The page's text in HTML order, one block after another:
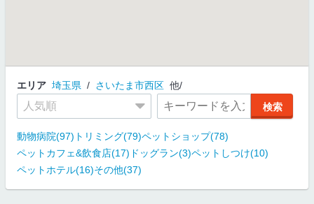
エリア 埼玉県 さいたま市西区 他
動物病院(97) トリミング(79)ペットショップ(78)
ペットカフェ&飲食店(17) ドッグラン(3)ペットしつけ(10)
ペットホテル(16)その他(37)